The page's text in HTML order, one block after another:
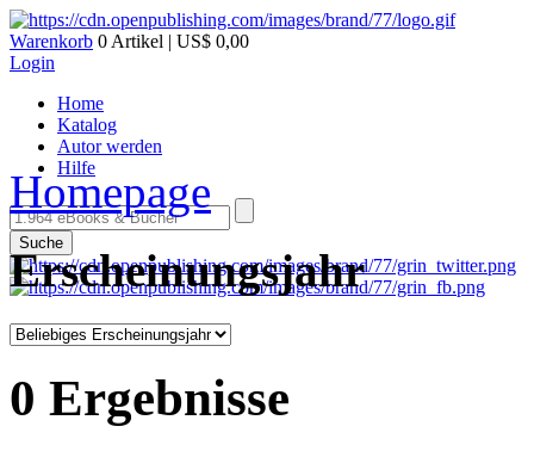
Warenkorb 0 Artikel | US$ 0,00
Login
Home
Katalog
Autor werden
Hilfe
Suche
Homepage
Erscheinungsjahr
0 Ergebnisse